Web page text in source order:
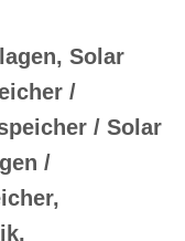
Solar
/
/ Solar
/